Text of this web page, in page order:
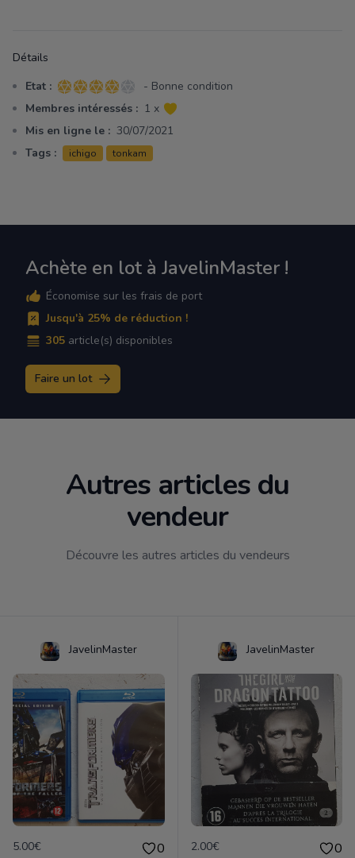
Détails
Etat : 4 sur 5 étoiles
- Bonne condition
Membres intéressés : 1 x
Mis en ligne le : 30/07/2021
Tags :
ichigo tonkam
Achète en lot à JavelinMaster !
Économise sur les frais de port
Jusqu'à 25% de réduction !
305 article(s) disponibles
Faire un lot
Autres articles du
vendeur
Découvre les autres articles du vendeurs
JavelinMaster
5.00€ 0
JavelinMaster
2.00€ 0